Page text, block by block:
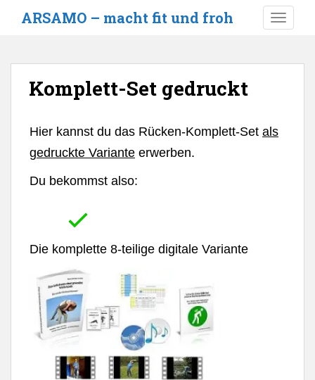
ARSAMO – macht fit und froh
Komplett-Set gedruckt
Hier kannst du das Rücken-Komplett-Set als
gedruckte Variante erwerben.
Du bekommst also:
Die komplette 8-teilige digitale Variante